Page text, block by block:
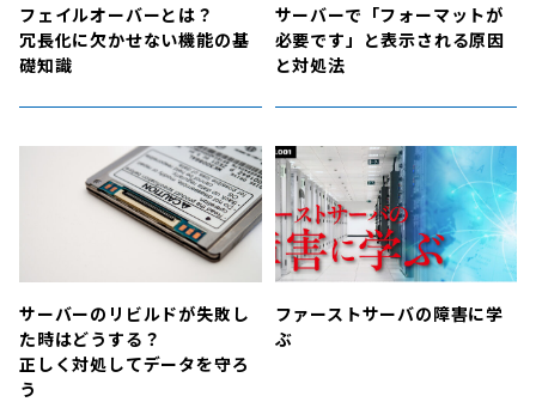
フェイルオーバーとは？
冗長化に欠かせない機能の基
礎知識
サーバーで「フォーマットが
必要です」と表示される原因
と対処法
サーバーのリビルドが失敗し
た時はどうする？
正しく対処してデータを守ろ
う
ファーストサーバの障害に学
ぶ